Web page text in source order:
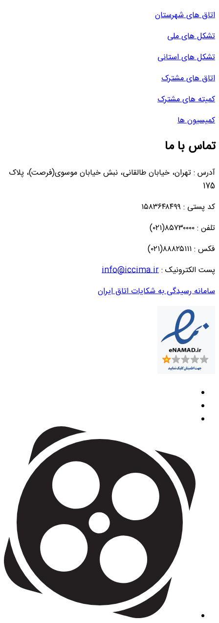
اتاق های شهرستان
تشکل های ملی
تشکل های استانی
اتاق های مشترک
کمیته های مشترک
کمیسیون ها
تماس با ما
آدرس : تهران، خیابان طالقانی، نبش خیابان موسوی(فرصت)، پلاک
175
کد پستی : ۱۵۸۳۶۴۸۴۹۹
تلفن : ۸۵۷۳۰۰۰۰(۰۲۱)
فکس : ۸۸۸۲۵۱۱۱(۰۲۱)
پست الکترونیک :info@iccima.ir
سامانه رسیدگی به شکایات اتاق ایران